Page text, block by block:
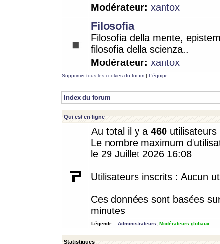
Modérateur: xantox
Filosofia
Filosofia della mente,
filosofia della scienza..
Modérateur: xantox
Supprimer tous les cookies du forum | L’équipe
Index du forum
Qui est en ligne
Au total il y a 460
Le nombre maximum
le 29 Juillet 2026 16:08
Utilisateurs inscrits : Aucun
Ces données sont basées
minutes
Légende :: Administrateurs Modérateurs globaux
Statistiques